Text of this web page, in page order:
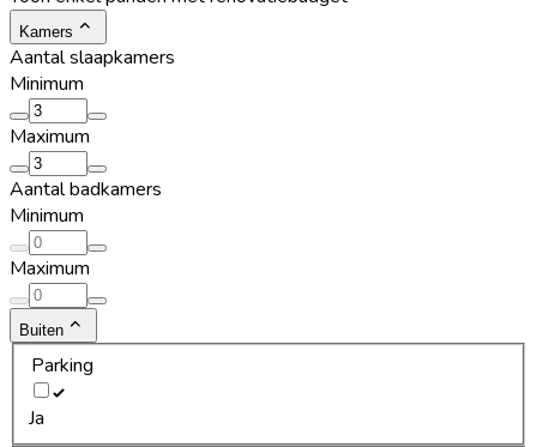
Kamers
Aantal slaapkamers
Minimum
Maximum
Aantal badkamers
Minimum
Maximum
Buiten
Parking
Ja